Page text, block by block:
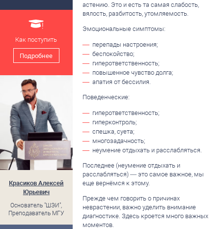
Как поступить
Подробнее
Красиков Алексей
Юрьевич
Основатель "ШЭИ",
Преподаватель МГУ
астению. Это и есть та самая слабость,
вялость, разбитость, утомляемость.
Эмоциональные симптомы:
перепады настроения;
беспокойство;
гиперответственность;
повышенное чувство долга;
апатия от бессилия.
Поведенческие:
гиперответственность;
гиперконтроль;
спешка, суета;
многозадачность;
неумение отдыхать и расслабляться.
Последнее (неумение отдыхать и
расслабляться) — это самое важное, мы
еще вернёмся к этому.
Прежде чем говорить о причинах
неврастении, важно уделить внимание
диагностике. Здесь кроется много важных
моментов.